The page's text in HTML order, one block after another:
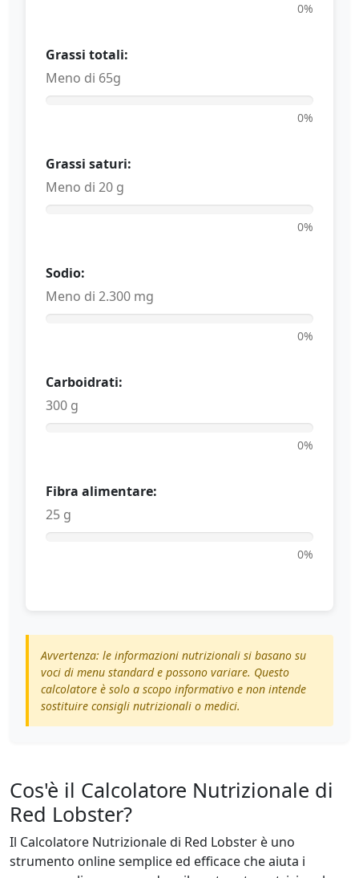
0%
Grassi totali:
Meno di 65g
0%
Grassi saturi:
Meno di 20 g
0%
Sodio:
Meno di 2.300 mg
0%
Carboidrati:
300 g
0%
Fibra alimentare:
25 g
0%
Avvertenza: le informazioni nutrizionali si basano su
voci di menu standard e possono variare. Questo
calcolatore è solo a scopo informativo e non intende
sostituire consigli nutrizionali o medici.
Cos'è il Calcolatore Nutrizionale di
Red Lobster?
Il Calcolatore Nutrizionale di Red Lobster è uno
strumento online semplice ed efficace che aiuta i